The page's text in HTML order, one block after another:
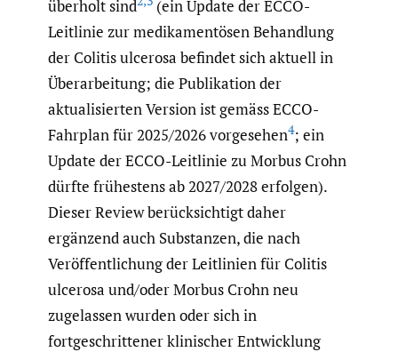
überholt sind
(ein Update der ECCO-
Leitlinie zur medikamentösen Behandlung
der Colitis ulcerosa befindet sich aktuell in
Überarbeitung; die Publikation der
aktualisierten Version ist gemäss ECCO-
Fahrplan für 2025/2026 vorgesehen4; ein
Update der ECCO-Leitlinie zu Morbus Crohn
dürfte frühestens ab 2027/2028 erfolgen).
Dieser Review berücksichtigt daher
ergänzend auch Substanzen, die nach
Veröffentlichung der Leitlinien für Colitis
ulcerosa und/oder Morbus Crohn neu
zugelassen wurden oder sich in
fortgeschrittener klinischer Entwicklung